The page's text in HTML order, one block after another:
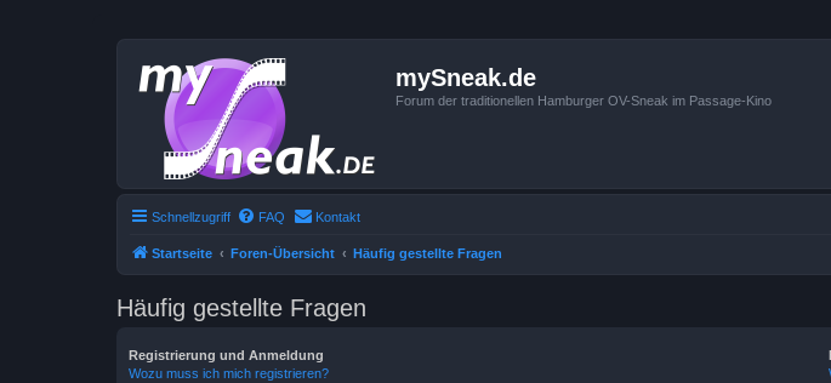
mySneak.de
Forum der traditionellen Hamburger OV-Sneak im Passage-Kino
Schnellzugriff FAQ Kontakt
Startseite Foren-Übersicht Häufig gestellte Fragen
Häufig gestellte Fragen
Registrierung und Anmeldung
Wozu muss ich mich registrieren?